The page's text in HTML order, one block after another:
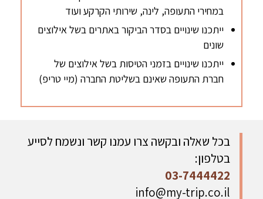
במחירי התעופה, לינה, שירותי הקרקע ועוד
ייתכנו שינויים בסדר הביקור באתרים בשל אילוצים
שונים
ייתכנו שינויים בזמני הטיסות בשל אילוצים של
חברת התעופה שאינם בשליטת החברה (מיי טריפ)
בכל שאלה ובקשה צרו עמנו קשר ונשמח לסייע
בטלפון:
03-7444422
info@my-trip.co.il